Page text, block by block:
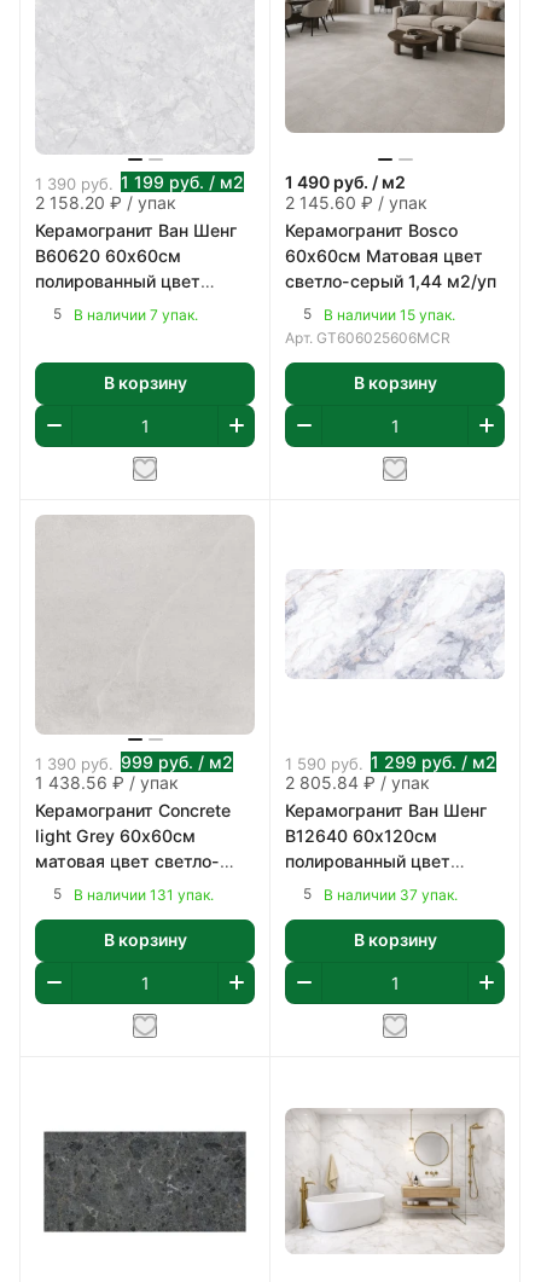
1 390 руб. 1 199 руб. / м2
2 158.20 ₽ / упак
Керамогранит Ван Шенг
B60620 60х60см
полированный цвет
серый 1,8 м2/уп
5 В наличии 7 упак.
В корзину
1 490 руб. / м2
2 145.60 ₽ / упак
Керамогранит Bosco
60х60см Матовая цвет
светло-серый 1,44 м2/уп
5
В наличии 15 упак.
Арт. GT606025606MCR
В корзину
1 390 руб. 999 руб. / м2
1 438.56 ₽ / упак
Керамогранит Concrete
light Grey 60х60см
матовая цвет светло-
серый 1,44 м2/уп
5 В наличии 131 упак.
В корзину
1 590 руб. 1 299 руб. / м2
2 805.84 ₽ / упак
Керамогранит Ван Шенг
B12640 60х120см
полированный цвет
мрамор бело-коричнево-
5 В наличии 37 упак.
В корзину